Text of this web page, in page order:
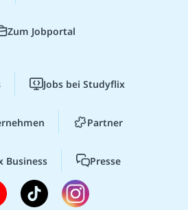
Zum Jobportal
Jobs bei Studyflix
Partner
Business Presse